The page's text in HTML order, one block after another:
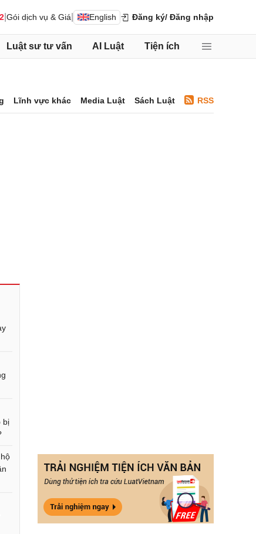
Gói dịch vụ & Giá English Đăng ký/ Đăng nhập
Luật sư tư vấn AI Luật Tiện ích
Lĩnh vực khác Media Luật Sách Luật RSS
bị